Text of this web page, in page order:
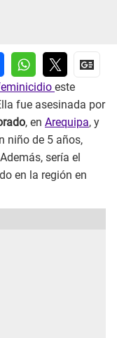
este
fue asesinada por
, en Arequipa, y
niño de 5 años,
sería el
en la región en